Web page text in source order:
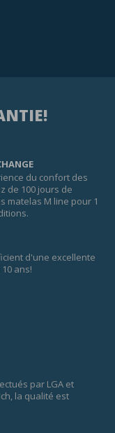
du confort des
de 100 jours de
matelas M line pour 1
d'une excellente
ans!
par LGA et
la qualité est